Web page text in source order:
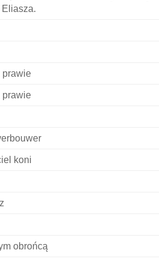
prawie
prawie
koni
obrońcą